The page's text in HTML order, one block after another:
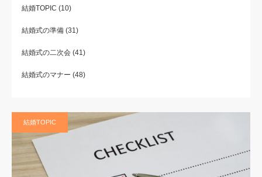
結婚TOPIC (10)
結婚式の準備 (31)
結婚式の二次会 (41)
結婚式のマナー (48)
結婚TOPIC